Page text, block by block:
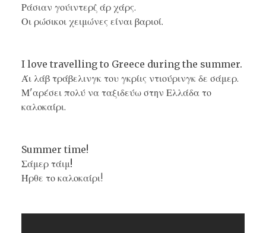
Ράσιαν γούιντερζ άρ χάρς.
Οι ρώσικοι χειμώνες είναι βαριοί.
I love travelling to Greece during the summer.
Άι λάβ τράβελινγκ του γκρίις ντιούρινγκ δε σάμερ.
Μ'αρέσει πολύ να ταξιδεύω στην Ελλάδα το
καλοκαίρι.
Summer time!
Σάμερ τάιμ!
Ήρθε το καλοκαίρι!